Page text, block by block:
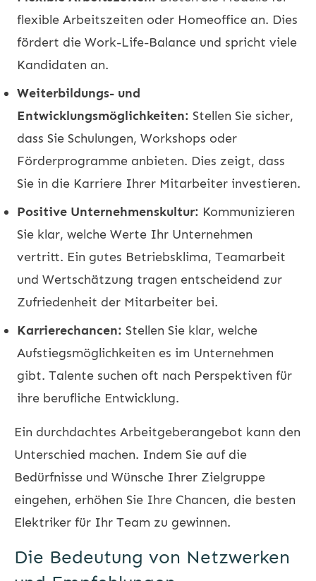
flexible Arbeitszeiten oder Homeoffice an. Dies
fördert die Work-Life-Balance und spricht viele
Kandidaten an.
Weiterbildungs- und
Entwicklungsmöglichkeiten: Stellen Sie sicher,
dass Sie Schulungen, Workshops oder
Förderprogramme anbieten. Dies zeigt, dass
Sie in die Karriere Ihrer Mitarbeiter investieren.
Positive Unternehmenskultur: Kommunizieren
Sie klar, welche Werte Ihr Unternehmen
vertritt. Ein gutes Betriebsklima, Teamarbeit
und Wertschätzung tragen entscheidend zur
Zufriedenheit der Mitarbeiter bei.
Karrierechancen: Stellen Sie klar, welche
Aufstiegsmöglichkeiten es im Unternehmen
gibt. Talente suchen oft nach Perspektiven für
ihre berufliche Entwicklung.
Ein durchdachtes Arbeitgeberangebot kann den
Unterschied machen. Indem Sie auf die
Bedürfnisse und Wünsche Ihrer Zielgruppe
eingehen, erhöhen Sie Ihre Chancen, die besten
Elektriker für Ihr Team zu gewinnen.
Die Bedeutung von Netzwerken